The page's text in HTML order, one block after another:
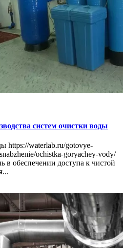
систем очистки воды
https://waterlab.ru/gotovye-
ochistka-goryachey-vody/
в обеспечении доступа к чистой